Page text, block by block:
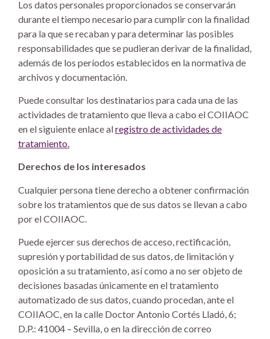
Los datos personales proporcionados se conservarán
durante el tiempo necesario para cumplir con la finalidad
para la que se recaban y para determinar las posibles
responsabilidades que se pudieran derivar de la finalidad,
además de los períodos establecidos en la normativa de
archivos y documentación.
Puede consultar los destinatarios para cada una de las
actividades de tratamiento que lleva a cabo el COIIAOC
en el siguiente enlace alregistro de actividades de
tratamiento.
Derechos de los interesados
Cualquier persona tiene derecho a obtener confirmación
sobre los tratamientos que de sus datos se llevan a cabo
por el COIIAOC.
Puede ejercer sus derechos de acceso, rectificación,
supresión y portabilidad de sus datos, de limitación y
oposición a su tratamiento, así como a no ser objeto de
decisiones basadas únicamente en el tratamiento
automatizado de sus datos, cuando procedan, ante el
COIIAOC, en la calle Doctor Antonio Cortés Lladó, 6;
D.P.: 41004 – Sevilla, o en la dirección de correo